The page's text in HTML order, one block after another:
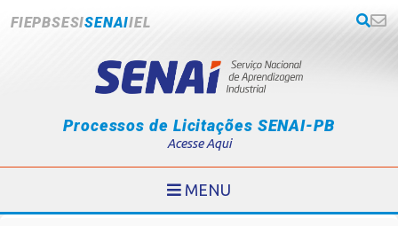
FIEPBSESISENAIIEL
Processos de Licitações SENAI-PB
Acesse Aqui
MENU